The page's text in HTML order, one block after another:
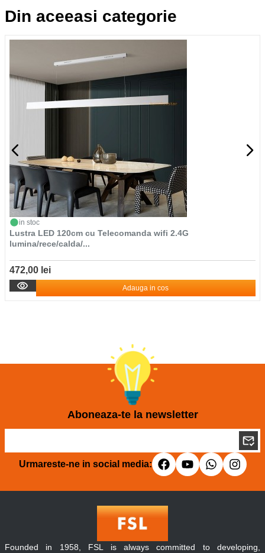
Din aceeasi categorie
in stoc
Lustra LED 120cm cu Telecomanda wifi 2.4G
lumina/rece/calda/...
472,00 lei
Adauga in cos
Aboneaza-te la newsletter
Urmareste-ne in social media:
Founded in 1958, FSL is always committed to developing,